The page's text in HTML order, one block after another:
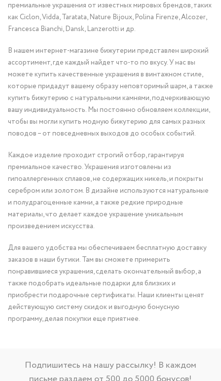
премиальные украшения от известных мировых брендов, таких
как Ciclon, Vidda, Taratata, Nature Bijoux, Polina Firenze, Alcozer,
Francesca Bianchi, Dansk, Lanzerotti и др.
В нашем интернет-магазине бижутерии представлен широкий
ассортимент, где каждый найдет что-то по вкусу. У нас вы
можете купить качественные украшения в винтажном стиле,
которые придадут вашему образу неповторимый шарм, а также
купить бижутерию с натуральными камнями, подчеркивающую
вашу индивидуальность. Мы постоянно обновляем коллекции,
чтобы вы могли купить модную бижутерию для самых разных
поводов – от повседневных выходов до особых событий.
Каждое изделие проходит строгий отбор, гарантируя
премиальное качество. Украшения изготовлены из
гипоаллергенных сплавов, не содержащих никель, и покрыты
серебром или золотом. В дизайне используются натуральные
и полудрагоценные камни, а также редкие природные
материалы, что делает каждое украшение уникальным
произведением искусства.
Для вашего удобства мы обеспечиваем бесплатную доставку
заказов в наши бутики. Там вы сможете примерить
понравившиеся украшения, сделать окончательный выбор, а
также подобрать идеальные подарки для близких и
приобрести подарочные сертификаты. Наши клиенты ценят
действующую систему скидок и выгодную бонусную
программу, делая покупки еще приятнее.
Подпишитесь на нашу рассылку! В каждом